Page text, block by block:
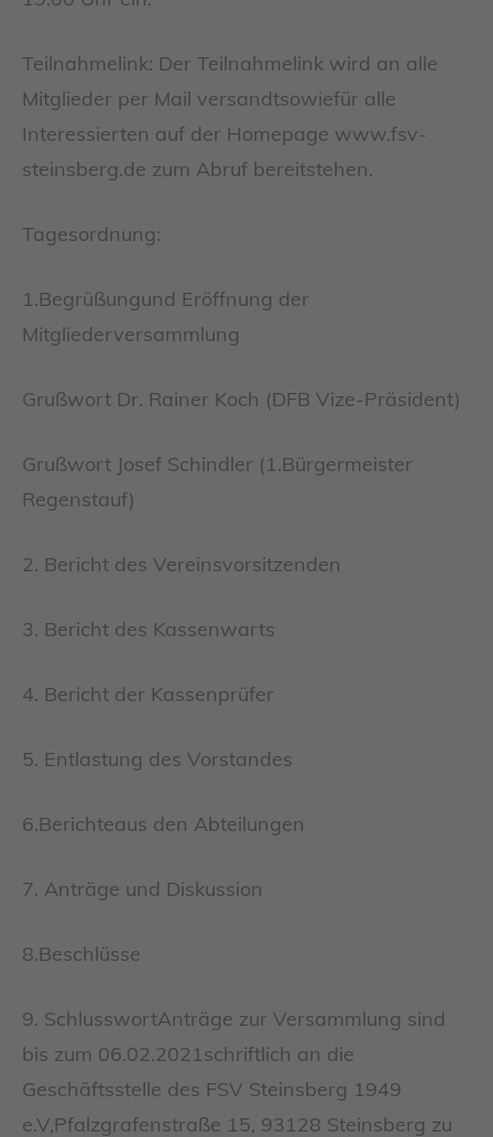
Teilnahmelink: Der Teilnahmelink wird an alle
Mitglieder per Mail versandtsowiefür alle
Interessierten auf der Homepage www.fsv-
steinsberg.de zum Abruf bereitstehen.
Tagesordnung:
1.Begrüßungund Eröffnung der
Mitgliederversammlung
Grußwort Dr. Rainer Koch (DFB Vize-Präsident)
Grußwort Josef Schindler (1.Bürgermeister
Regenstauf)
2. Bericht des Vereinsvorsitzenden
3. Bericht des Kassenwarts
4. Bericht der Kassenprüfer
5. Entlastung des Vorstandes
6.Berichteaus den Abteilungen
7. Anträge und Diskussion
8.Beschlüsse
9. SchlusswortAnträge zur Versammlung sind
bis zum 06.02.2021schriftlich an die
Geschäftsstelle des FSV Steinsberg 1949
e.V,Pfalzgrafenstraße 15, 93128 Steinsberg zu